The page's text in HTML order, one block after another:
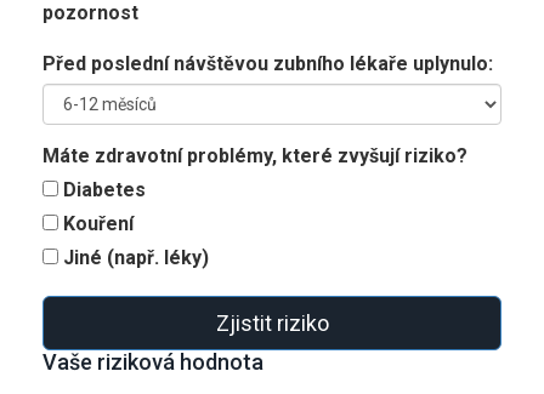
pozornost
Před poslední návštěvou zubního lékaře uplynulo:
Máte zdravotní problémy, které zvyšují riziko?
Diabetes
Kouření
Jiné (např. léky)
Zjistit riziko
Vaše riziková hodnota